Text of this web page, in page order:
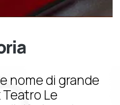
nome di grande
Teatro Le